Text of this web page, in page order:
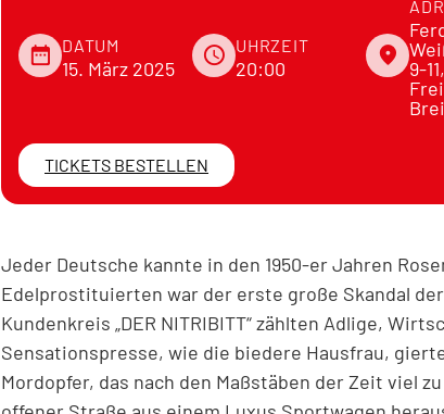
date_range DATUM
15. März 2025
schedule UHRZEIT
20:00
place
9-
TICKETS BESTELLEN
Jeder Deutsche kannte in den 1950-er Jahren
Edelprostituierten war der erste große Skandal
Kundenkreis „DER NITRIBITT“ zählten Adlige,
Sensationspresse, wie die biedere Hausfrau,
Mordopfer, das nach den Maßstäben der Zeit viel